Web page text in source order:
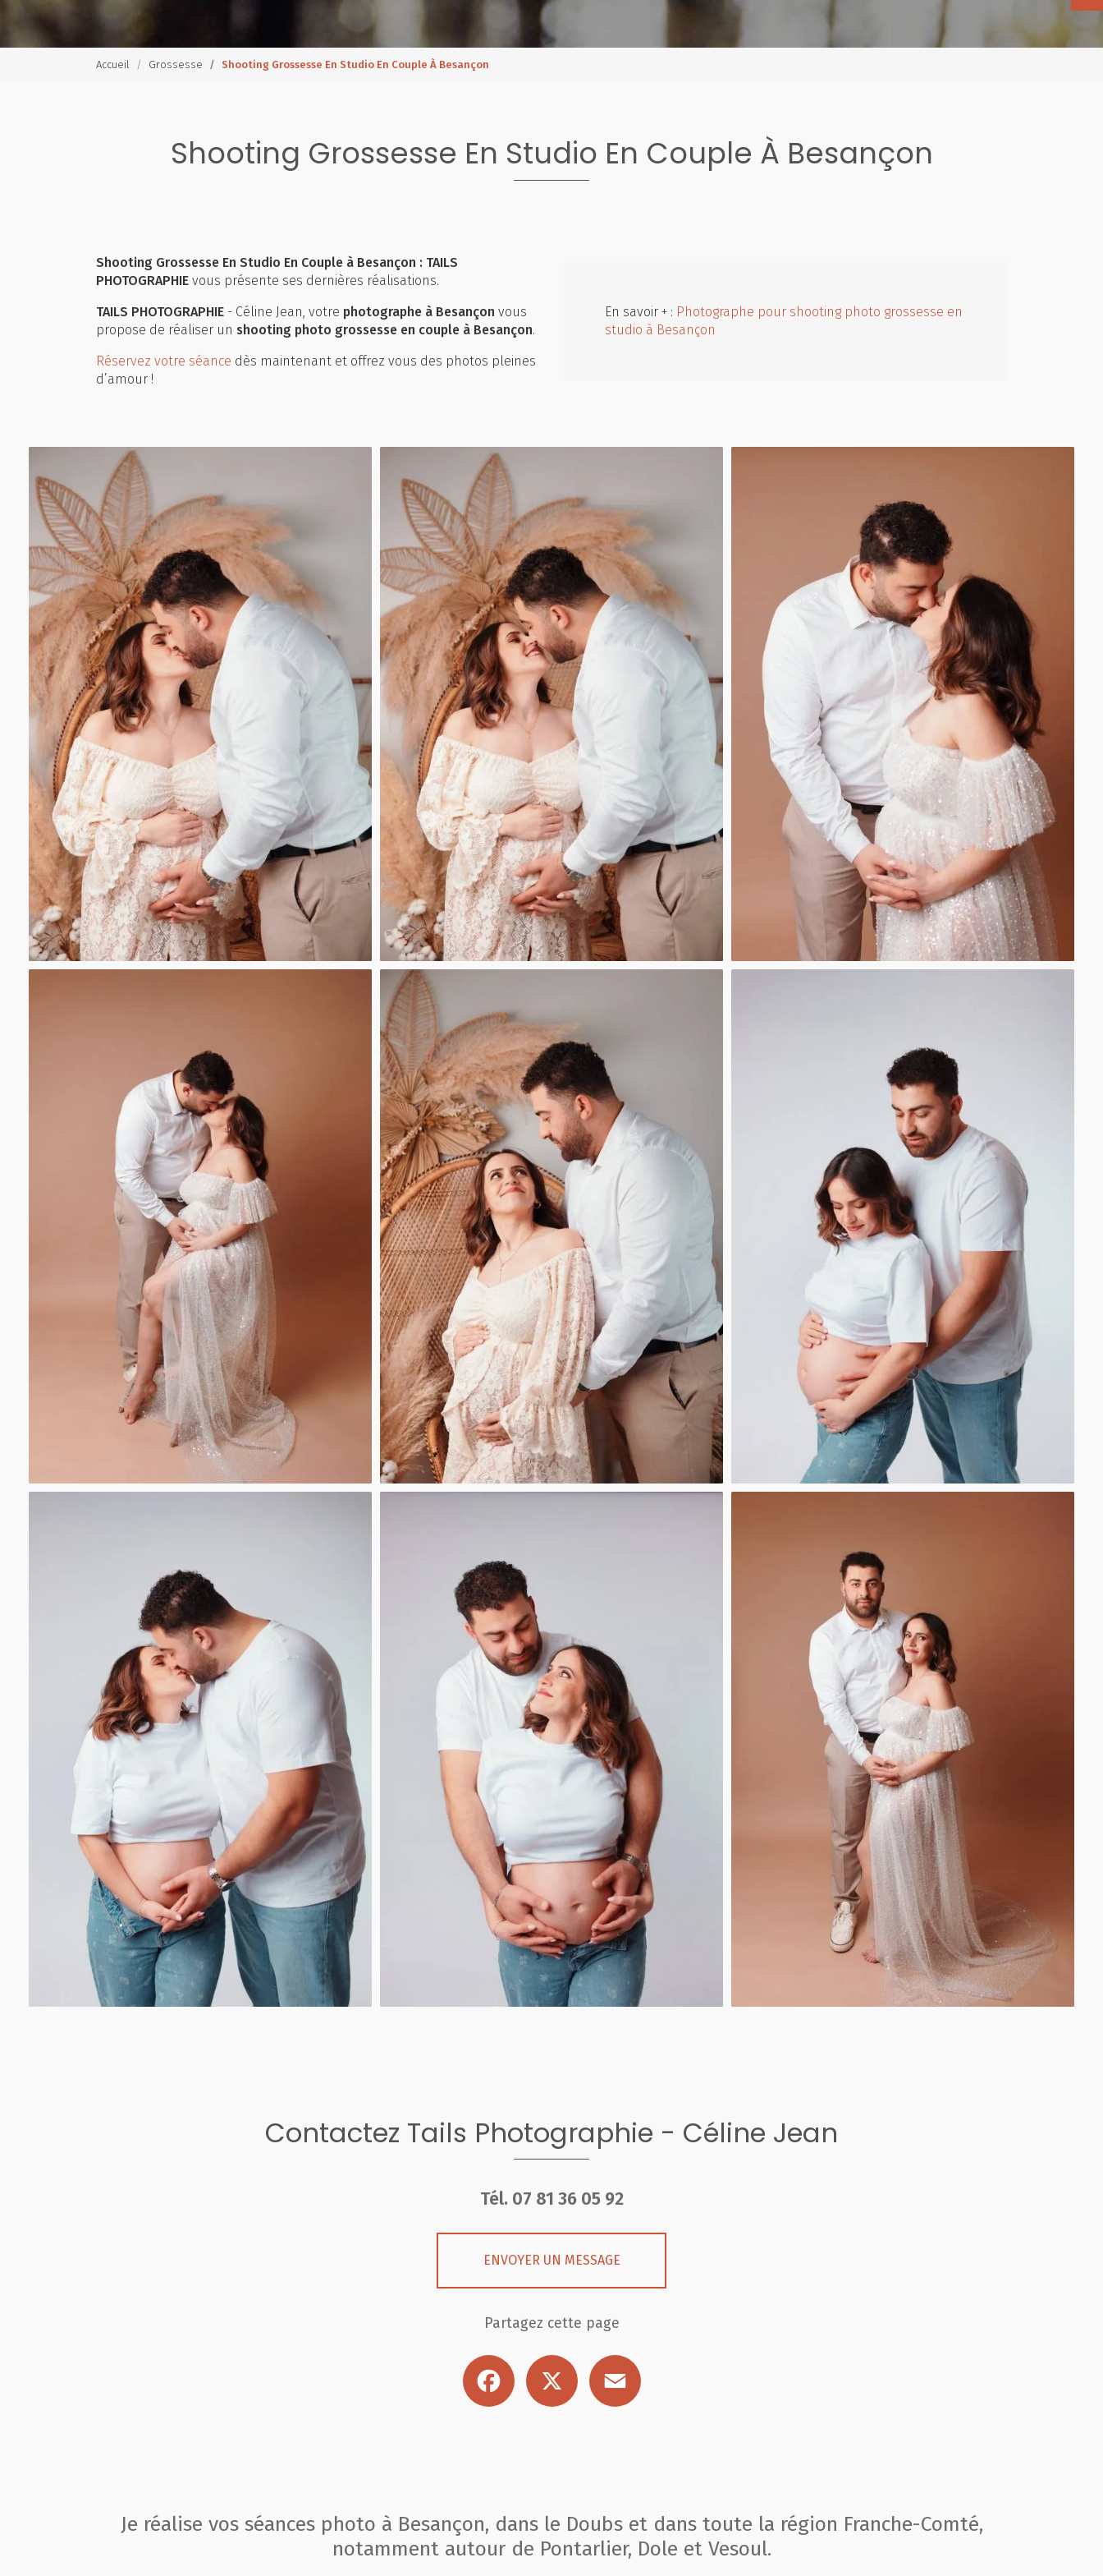
Accueil Grossesse Shooting Grossesse En Studio En Couple À Besançon
Shooting Grossesse En Studio En Couple À Besançon
Shooting Grossesse En Studio En Couple à Besançon : TAILS
PHOTOGRAPHIE vous présente ses dernières réalisations.
TAILS PHOTOGRAPHIE - Céline Jean, votre photographe à Besançon vous
propose de réaliser un shooting photo grossesse en couple à Besançon.
Réservez votre séance dès maintenant et offrez vous des photos pleines
d’amour !
En savoir + : Photographe pour shooting photo grossesse en
studio à Besançon
Contactez Tails Photographie - Céline Jean
Tél. 07 81 36 05 92
ENVOYER UN MESSAGE
Partagez cette page
Facebook
Je réalise vos séances photo à Besançon, dans le Doubs et dans toute la région Franche-Comté,
notamment autour de Pontarlier, Dole et Vesoul.